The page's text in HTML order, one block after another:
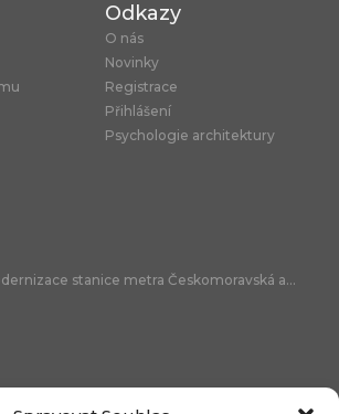
Odkazy
O nás
Novinky
Registrace
Přihlášení
Psychologie architektury
stanice metra Českomoravská a...